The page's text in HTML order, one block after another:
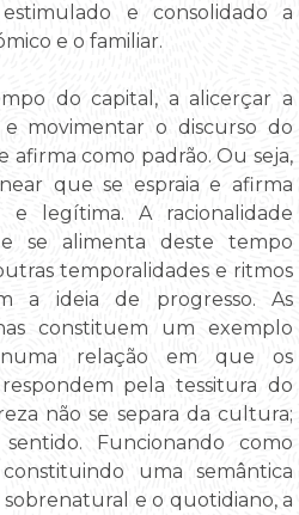
e consolidado a
e o familiar.
do capital, a alicerçar a
movimentar o discurso do
afirma como padrão. Ou seja,
que se espraia e afirma
legítima. A racionalidade
se alimenta deste tempo
temporalidades e ritmos
a ideia de progresso. As
constituem um exemplo
relação em que os
pela tessitura do
não se separa da cultura;
Funcionando como
uma semântica
e o quotidiano, a